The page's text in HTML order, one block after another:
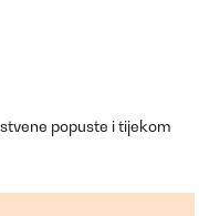
popuste i tijekom